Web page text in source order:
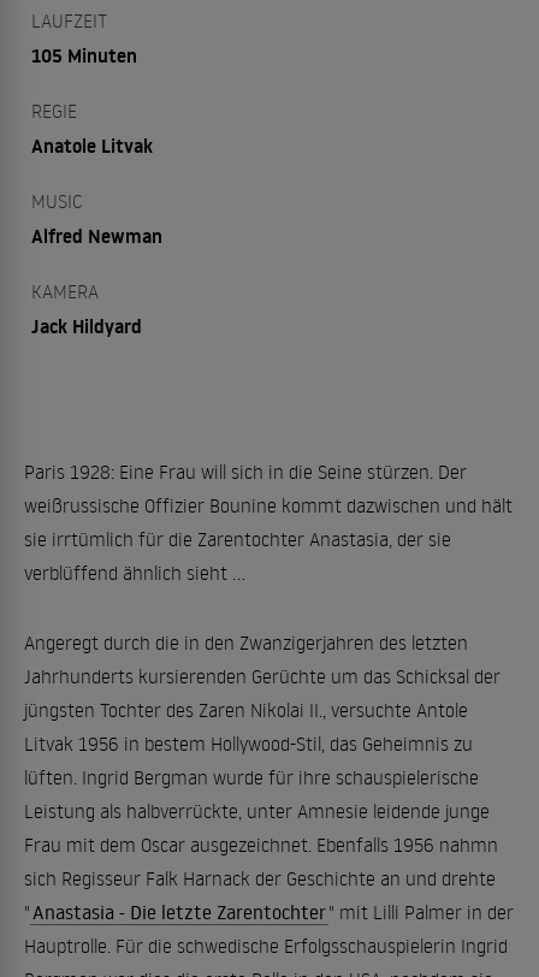
LAUFZEIT
105 Minuten
REGIE
Anatole Litvak
MUSIC
Alfred Newman
KAMERA
Jack Hildyard
Paris 1928: Eine Frau will sich in die Seine stürzen. Der
weißrussische Offizier Bounine kommt dazwischen und hält
sie irrtümlich für die Zarentochter Anastasia, der sie
verblüffend ähnlich sieht ...
Angeregt durch die in den Zwanzigerjahren des letzten
Jahrhunderts kursierenden Gerüchte um das Schicksal der
jüngsten Tochter des Zaren Nikolai II., versuchte Antole
Litvak 1956 in bestem Hollywood-Stil, das Geheimnis zu
lüften. Ingrid Bergman wurde für ihre schauspielerische
Leistung als halbverrückte, unter Amnesie leidende junge
Frau mit dem Oscar ausgezeichnet. Ebenfalls 1956 nahmn
sich Regisseur Falk Harnack der Geschichte an und drehte
"Anastasia - Die letzte Zarentochter" mit Lilli Palmer in der
Hauptrolle. Für die schwedische Erfolgsschauspielerin Ingrid